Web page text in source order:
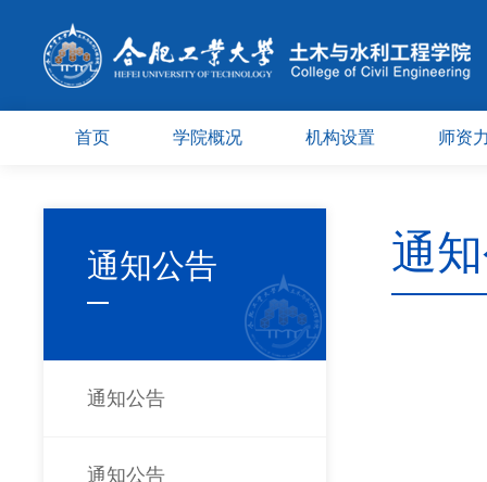
首页 学院概况 机构设置 师资
通知公告
通知公告
通知公告
通